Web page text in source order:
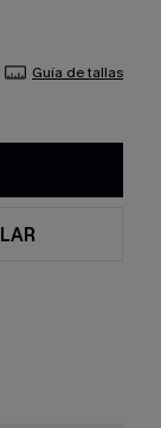
Guía de tallas